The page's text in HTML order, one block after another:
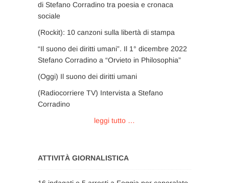
di Stefano Corradino tra poesia e cronaca
sociale
(Rockit): 10 canzoni sulla libertà di stampa
“Il suono dei diritti umani”. Il 1° dicembre 2022
Stefano Corradino a “Orvieto in Philosophia”
(Oggi) Il suono dei diritti umani
(Radiocorriere TV) Intervista a Stefano
Corradino
leggi tutto …
ATTIVITÀ GIORNALISTICA